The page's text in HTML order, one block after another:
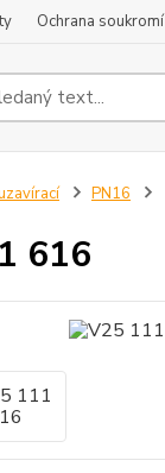
Ochrana soukromí
PN16
616